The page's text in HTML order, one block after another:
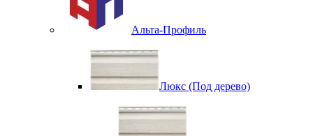
Альта-Профиль
Люкс (Под дерево)